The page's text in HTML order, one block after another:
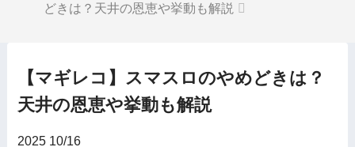
どきは？天井の恩恵や挙動も解説
【マギレコ】スマスロのやめどきは？
天井の恩恵や挙動も解説
2025 10/16